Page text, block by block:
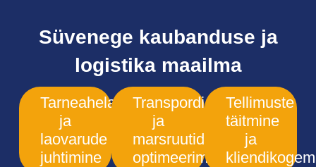
Süvenege kaubanduse ja
logistika maailma
Tarneahela
ja
laovarude
juhtimine
Transpordi-
ja
marsruutide
optimeerimine
Tellimuste
täitmine
ja